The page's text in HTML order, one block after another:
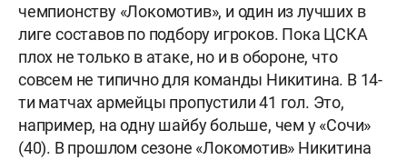
чемпионству «Локомотив», и один из лучших в
лиге составов по подбору игроков. Пока ЦСКА
плох не только в атаке, но и в обороне, что
совсем не типично для команды Никитина. В 14-
ти матчах армейцы пропустили 41 гол. Это,
например, на одну шайбу больше, чем у «Сочи»
(40). В прошлом сезоне «Локомотив» Никитина